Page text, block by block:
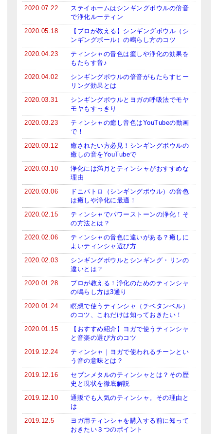
2020.07.22
ステイホームはシンギングボウルの倍音
で浄化ルーティン
2020.05.18
【プロが教える】シンギングボウル（シ
ンギングボール）の鳴らし方のコツ
2020.04.23
ティンシャの音色は癒しや浄化の効果を
もたらす音♪
2020.04.02
シンギングボウルの倍音がもたらすヒー
リング効果とは
2020.03.31
シンギングボウルとヨガの呼吸法でモヤ
モヤもすっきり
2020.03.23
ティンシャの癒し音色はYouTubeの動画
で！
2020.03.12
癒されたい方必見！シンギングボウルの
癒しの音をYouTubeで
2020.03.10
浄化には満月とティンシャがおすすめな
理由
2020.03.06
ドニパトロ（シンギングボウル）の音色
は癒しや浄化に最適！
2020.02.15
ティンシャでパワーストーンの浄化！そ
の方法とは？
2020.02.06
ティンシャの音色に違いがある？癒しに
よいティンシャ選び方
2020.02.03
シンギングボウルとシンギング・リンの
違いとは？
2020.01.28
プロが教える！浄化のためのティンシャ
の鳴らし方は3通り
2020.01.24
瞑想で使うティンシャ（チベタンベル）
のコツ、これだけは知っておきたい！
2020.01.15
【おすすめ紹介】ヨガで使うティンシャ
と音楽の選び方のコツ
2019.12.24
ティンシャ｜ヨガで使われるチーンとい
う音の意味とは？
2019.12.16
セブンメタルのティンシャとは？その歴
史と現状を徹底解説
2019.12.10
通販でも人気のティンシャ。その理由と
は
2019.12.5
ヨガ用ティンシャを購入する前に知って
おきたい３つのポイント